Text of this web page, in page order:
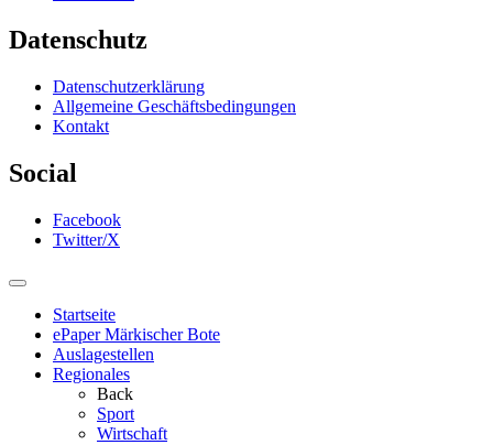
Datenschutz
Datenschutzerklärung
Allgemeine Geschäftsbedingungen
Kontakt
Social
Facebook
Twitter/X
Startseite
ePaper Märkischer Bote
Auslagestellen
Regionales
Back
Sport
Wirtschaft